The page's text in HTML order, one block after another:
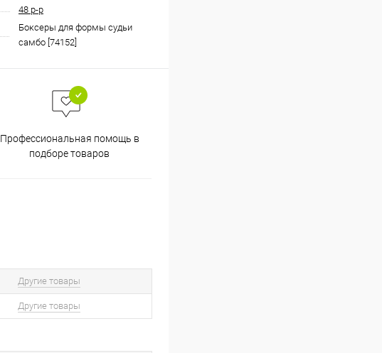
48 р-р
Боксеры для формы судьи
самбо [74152]
Профессиональная помощь в
подборе товаров
Другие товары
Другие товары